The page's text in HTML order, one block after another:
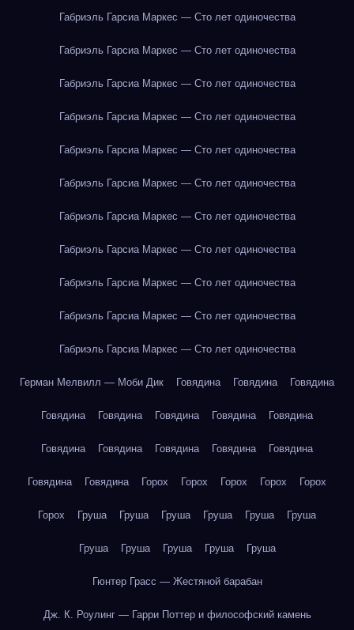
Габриэль Гарсиа Маркес — Сто лет одиночества
Габриэль Гарсиа Маркес — Сто лет одиночества
Габриэль Гарсиа Маркес — Сто лет одиночества
Габриэль Гарсиа Маркес — Сто лет одиночества
Габриэль Гарсиа Маркес — Сто лет одиночества
Габриэль Гарсиа Маркес — Сто лет одиночества
Габриэль Гарсиа Маркес — Сто лет одиночества
Габриэль Гарсиа Маркес — Сто лет одиночества
Габриэль Гарсиа Маркес — Сто лет одиночества
Габриэль Гарсиа Маркес — Сто лет одиночества
Габриэль Гарсиа Маркес — Сто лет одиночества
Герман Мелвилл — Моби Дик Говядина Говядина Говядина
Говядина Говядина Говядина Говядина Говядина
Говядина Говядина Говядина Говядина Говядина
Говядина Говядина Горох Горох Горох Горох Горох
Горох Груша Груша Груша Груша Груша Груша
Груша Груша Груша Груша Груша
Гюнтер Грасс — Жестяной барабан
Дж. К. Роулинг — Гарри Поттер и философский камень